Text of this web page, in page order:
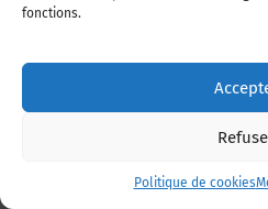
fonctions.
Politique de cookies
Poulet